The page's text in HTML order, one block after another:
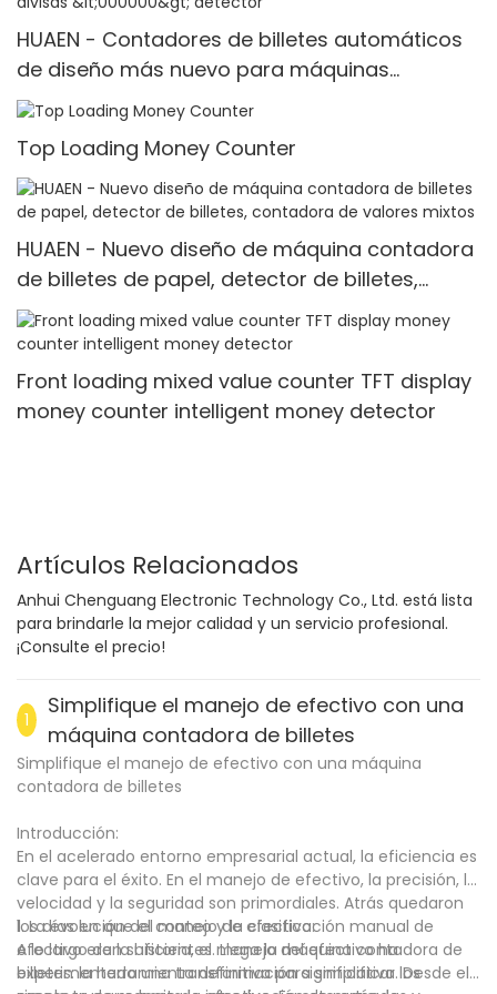
HUAEN - Contadores de billetes automáticos
de diseño más nuevo para máquinas
contadoras de múltiples divisas con detector
de billetes falsos Contador de múltiples
divisas <000000> detector
Top Loading Money Counter
HUAEN - Nuevo diseño de máquina contadora
de billetes de papel, detector de billetes,
contadora de valores mixtos
Front loading mixed value counter TFT display
money counter intelligent money detector
Artículos Relacionados
Anhui Chenguang Electronic Technology Co., Ltd. está lista
para brindarle la mejor calidad y un servicio profesional.
¡Consulte el precio!
1
Simplifique el manejo de efectivo con una
máquina contadora de billetes
Simplifique el manejo de efectivo con una máquina
contadora de billetes
Introducción:
En el acelerado entorno empresarial actual, la eficiencia es
clave para el éxito. En el manejo de efectivo, la precisión, la
velocidad y la seguridad son primordiales. Atrás quedaron
los días en que el conteo y la clasificación manual de
efectivo eran suficientes. Llega la máquina contadora de
billetes: la herramienta definitiva para simplificar los
1. La evolución del manejo de efectivo:
A lo largo de la historia, el manejo del efectivo ha
experimentado una transformación significativa. Desde el